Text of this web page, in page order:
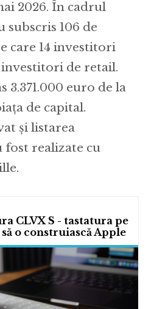
2026. În cadrul
subscris 106 de
care 14 investitori
investitori de retail.
3.371.000 euro de la
de capital.
și listarea
realizate cu
CLVX S - tastatura pe
o construiască Apple